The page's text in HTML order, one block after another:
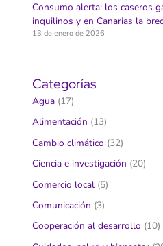
Consumo alerta: los caseros
inquilinos y en Canarias la
13 de enero de 2026
Categorías
Agua (17)
Alimentación (13)
Cambio climático (32)
Ciencia e investigación (20)
Comercio local (5)
Comunicación (3)
Cooperación al desarrollo (10)